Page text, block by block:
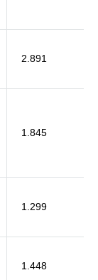
2.891
1.845
1.299
1.448